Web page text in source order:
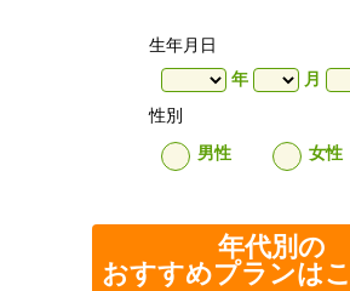
生年月日
年
月
性別
男性
女性
年代別の
おすすめプランは